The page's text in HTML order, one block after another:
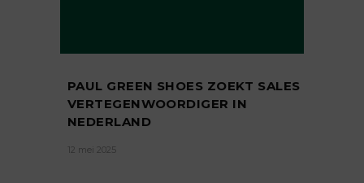
PAUL GREEN SHOES ZOEKT SALES
VERTEGENWOORDIGER IN
NEDERLAND
12 mei 2025